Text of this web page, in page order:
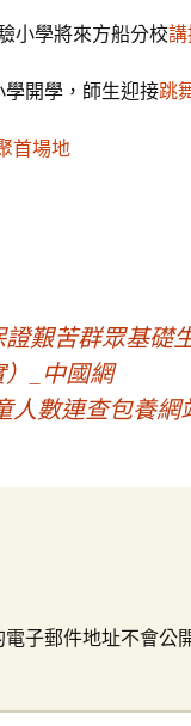
小學將來方船分校
開學，師生迎接跳
首場地
證艱苦群眾基礎
）_中國網
人數連查包養網
子郵件地址不會公